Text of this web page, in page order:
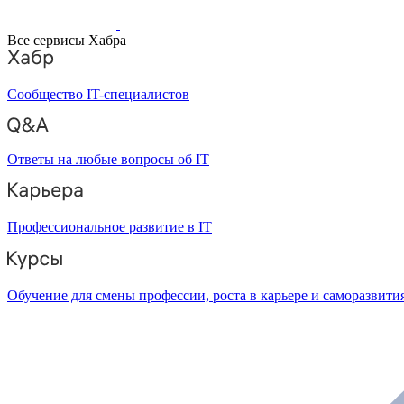
Все сервисы Хабра
Сообщество IT-специалистов
Ответы на любые вопросы об IT
Профессиональное развитие в IT
Обучение для смены профессии, роста в карьере и